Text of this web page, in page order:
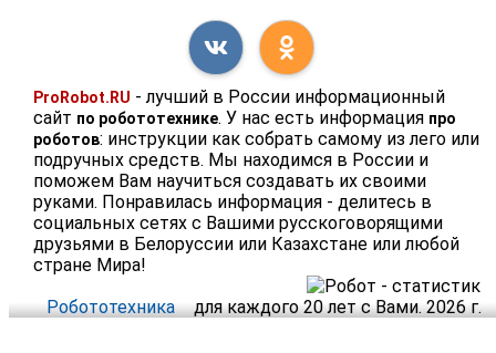
ProRobot.RU - лучший в России информационный
сайт по робототехнике. У нас есть информация про
роботов: инструкции как собрать самому из лего или
подручных средств. Мы находимся в России и
поможем Вам научиться создавать их своими
руками. Понравилась информация - делитесь в
социальных сетях с Вашими русскоговорящими
друзьями в Белоруссии или Казахстане или любой
стране Мира!
Робототехника
для каждого 20 лет с Вами. 2026 г.